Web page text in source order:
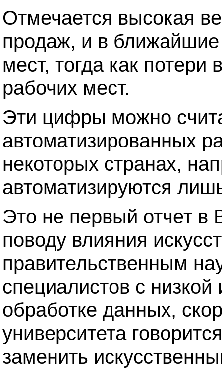
Отмечается высокая
продаж, и в ближайшие
мест, тогда как
рабочих мест.
Эти цифры можно
автоматизированных
некоторых странах,
автоматизируются
Это не первый отчет в
поводу влияния
правительственным
специалистов с
обработке данных,
университета
заменить